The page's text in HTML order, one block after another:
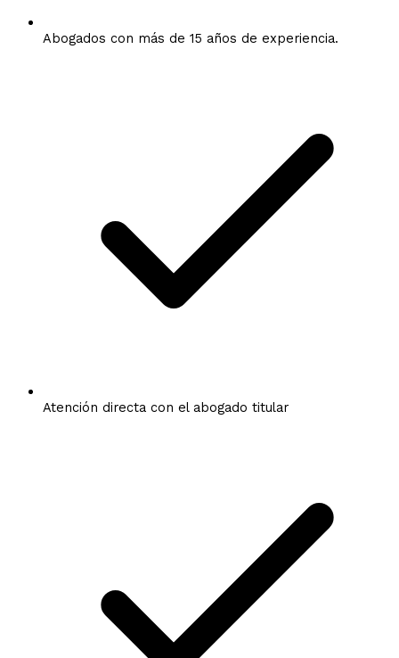
Abogados con más de 15 años de experiencia.
Atención directa con el abogado titular